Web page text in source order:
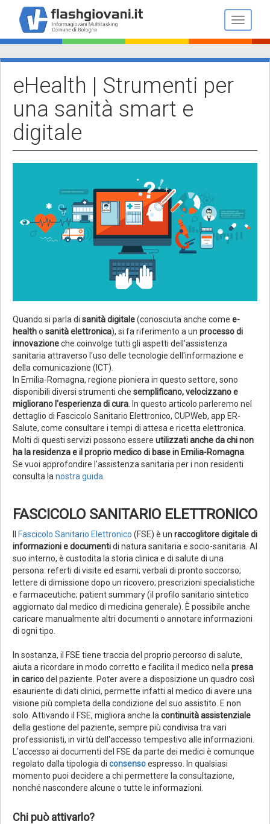
contenuto
principale
Toggle
eHealth | Strumenti per
una sanità smart e
digitale
Quando si parla di sanità digitale(conosciuta anche come e-
healtho sanità elettronica), si fa riferimento a un processo di
innovazioneche coinvolge tutti gli aspetti dell'assistenza
sanitaria attraverso l'uso delle tecnologie dell'informazione e
della comunicazione (ICT).
In Emilia-Romagna, regione pioniera in questo settore, sono
disponibili diversi strumenti che semplificano, velocizzano e
migliorano l'esperienza di cura . In questo articolo parleremo nel
dettaglio di Fascicolo Sanitario Elettronico, CUPWeb, app ER-
Salute, come consultare i tempi di attesa e ricetta elettronica.
Molti di questi servizi possono essere utilizzati anche da chi non
ha la residenza e il proprio medico di base in Emilia-Romagna
Se vuoi approfondire l'assistenza sanitaria per i non residenti
consulta la nostra guida
FASCICOLO SANITARIO ELETTRONICO
Fascicolo Sanitario Elettronico (FSE) è un raccoglitore digitale di
informazioni e documentidi natura sanitaria e socio-sanitaria. Al
suo interno, è custodita la storia clinica e di salute di una
persona: referti di visite ed esami; verbali di pronto soccorso;
lettere di dimissione dopo un ricovero; prescrizioni specialistiche
e farmaceutiche; patient summary (il profilo sanitario sintetico
aggiornato dal medico di medicina generale). È possibile anche
caricare manualmente altri documenti o annotare informazioni
di ogni tipo.
In sostanza, il FSE tiene traccia del proprio percorso di salute,
aiuta a ricordare in modo corretto e facilita il medico nella presa
in caricodel paziente. Poter avere a disposizione un quadro così
esauriente di dati clinici, permette infatti al medico di avere una
visione più completa della condizione del suo assistito. E non
solo. Attivando il FSE, migliora anche la continuità assistenziale
della gestione del paziente, sempre più condivisa tra vari
professionisti, in virtù dell'accesso tempestivo alle informazioni.
L'accesso ai documenti del FSE da parte dei medici è comunque
regolato dalla tipologia di consensoespresso. In qualsiasi
momento puoi decidere a chi permettere la consultazione,
nonché nascondere alcune o tutte le informazioni.
Chi può attivarlo?